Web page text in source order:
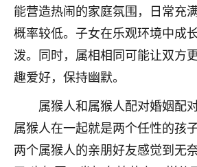
能营造热闹的家庭氛围，日常充
概率较低。子女在乐观环境中成
泼。同时，属相相同可能让双方
趣爱好，保持幽默。
属猴人和属猴人配对婚姻配
属猴人在一起就是两个任性的孩
两个属猴人的亲朋好友感觉到无
题，后来无意中看到有人推荐慧
之后，心情豁然开朗，也听老
果问题。今年以来，身体比以前
了，老师说境随心转，现在深
鹿森：是的，其实跟老师聊
触，首先就是心态会变好，
不由人！
1天前 来自四川